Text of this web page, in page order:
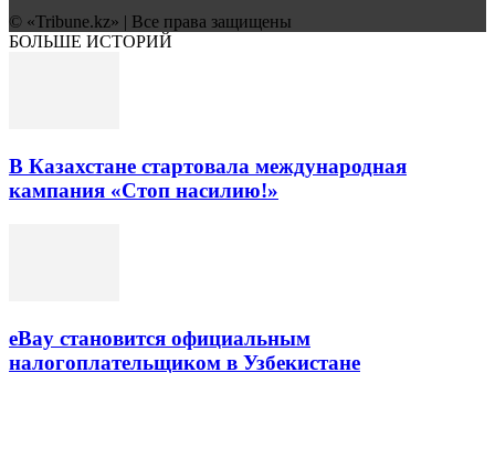
© «Tribune.kz» | Все права защищены
БОЛЬШЕ ИСТОРИЙ
В Казахстане стартовала международная
кампания «Стоп насилию!»
eBay становится официальным
налогоплательщиком в Узбекистане